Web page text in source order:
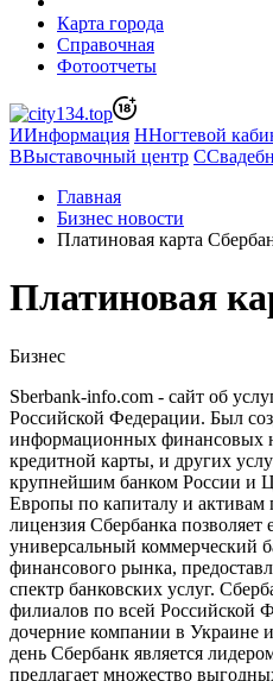
Карта города
Справочная
Фотоотчеты
ИИнформация ННогтевой
ВВыставочный центр С
Главная
Бизнес новости
Платиновая карта
Платиновая
Бизнес
Sberbank-info.com - сайт об
Российской Федерации. Был
информационных финансовых
кредитной карты, и других
крупнейшим банком России и
Европы по капиталу и активам
лицензия Сбербанка позволяет
универсальный коммерческий
финансового рынка,
спектр банковских услуг.
филиалов по всей Российской
дочерние компании в Украине
день Сбербанк является
предлагает множество